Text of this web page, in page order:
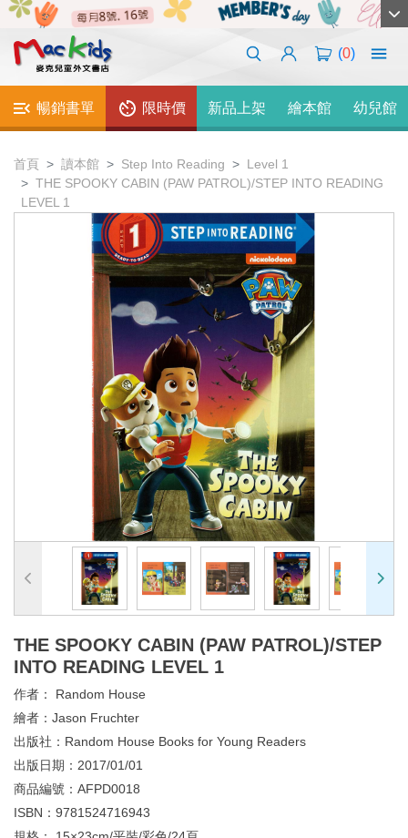
(0)
暢銷書單 限時價 新品上架 繪本館 幼兒館
首頁 讀本館 Step Into Reading
Level 1
THE SPOOKY CABIN (PAW PATROL)/STEP INTO READING
LEVEL 1
THE SPOOKY CABIN (PAW PATROL)/STEP
INTO READING LEVEL 1
作者： Random House
繪者： Jason Fruchter
出版社： Random House Books for Young Readers
出版日期： 2017/01/01
商品編號： AFPD0018
ISBN： 9781524716943